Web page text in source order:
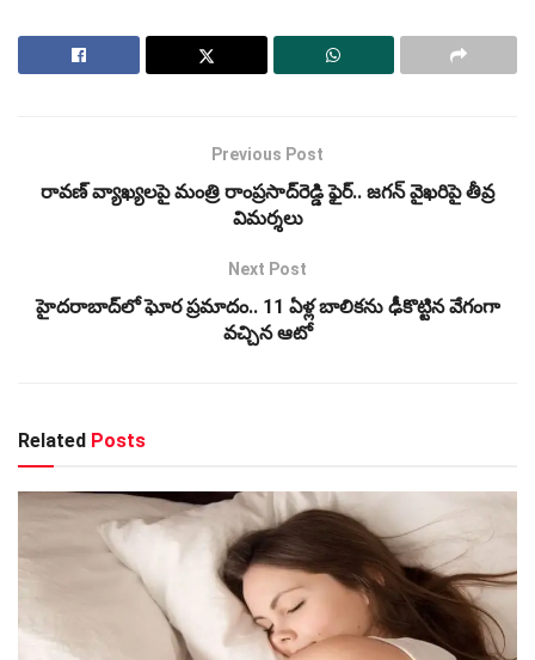
Previous Post
రావణ్‌ వ్యాఖ్యలపై మంత్రి రాంప్రసాద్‌రెడ్డి ఫైర్.. జగన్‌ వైఖరిపై తీవ్ర
విమర్శలు
Next Post
హైదరాబాద్‌లో ఘోర ప్రమాదం.. 11 ఏళ్ల బాలికను ఢీకొట్టిన వేగంగా
వచ్చిన ఆటో
Related Posts